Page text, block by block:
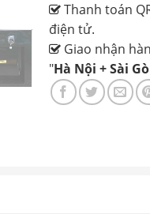
Thanh toán
điện tử.
Giao nhận
"Hà Nội + Sài